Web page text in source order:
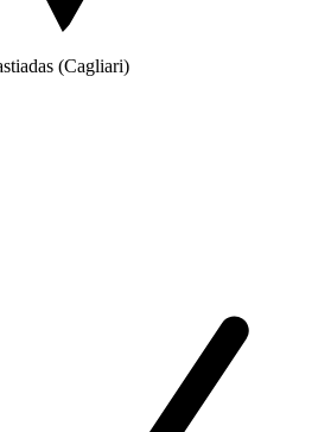
(Cagliari)